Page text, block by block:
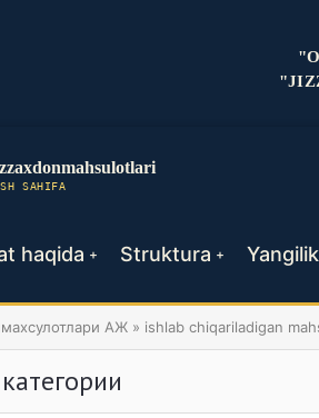
SAHIFA
haqida + Struktura +
АЖ » ishlab chiqariladigan